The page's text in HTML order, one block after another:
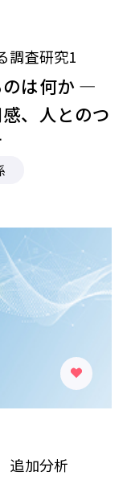
調査研究1
のは何か ―
、人とのつ
追加分析